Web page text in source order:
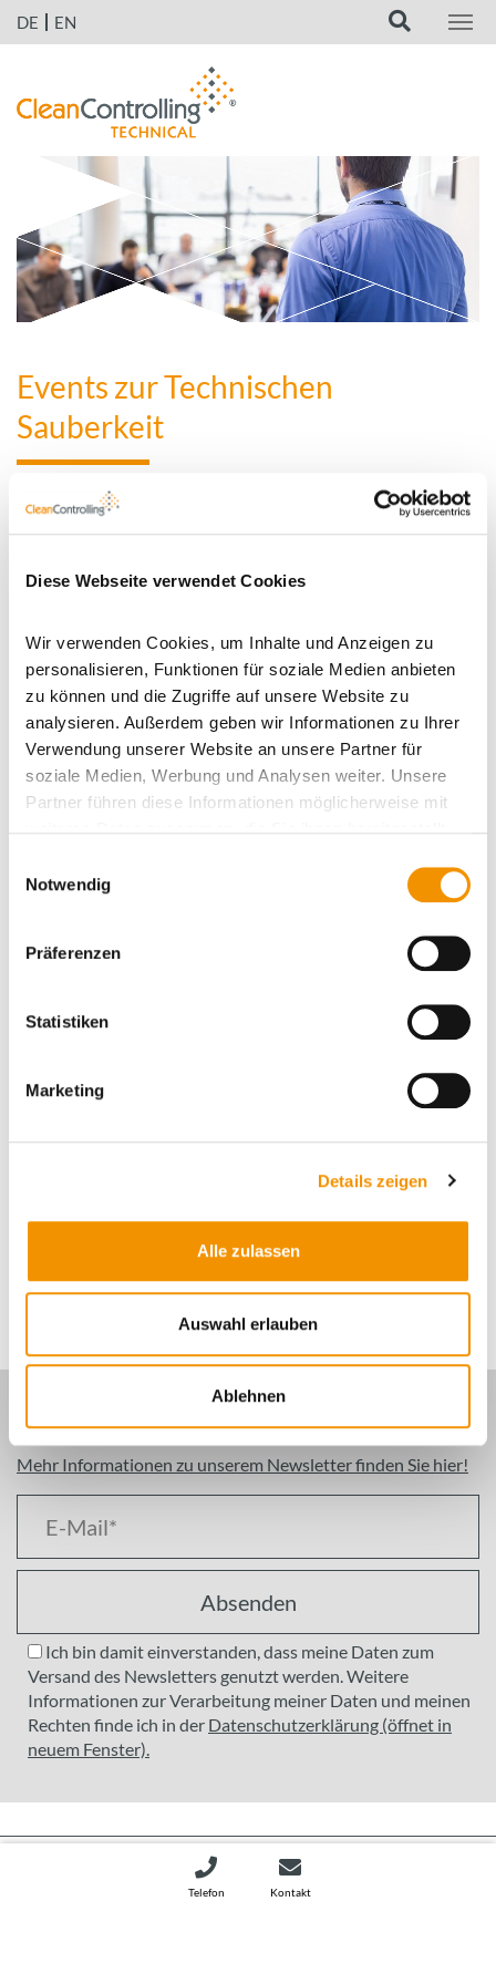
Diese Webseite verwendet Cookies
Wir verwenden Cookies, um Inhalte und Anzeigen zu
personalisieren, Funktionen für soziale Medien anbieten
zu können und die Zugriffe auf unsere Website zu
analysieren. Außerdem geben wir Informationen zu Ihrer
Verwendung unserer Website an unsere Partner für
soziale Medien, Werbung und Analysen weiter. Unsere
Partner führen diese Informationen möglicherweise mit
gesammelt haben.
Notwendig
Präferenzen
Statistiken
Marketing
Details zeigen
Alle zulassen
Auswahl erlauben
Ablehnen
DE EN
Events zur Technischen
Sauberkeit
Veranstaltungen
Seminar/Schulung
Tagung/Workshop
Messe/Kongress
Haben Sie Fragen?
schnellstmöglich bei Ihnen!
Zum Kontaktformular
Telefon Kontakt
Newsletter Anmeldung
Mehr Informationen zu unserem Newsletter finden Sie hier!
Absenden
Ich bin damit einverstanden, dass meine Daten zum
Versand des Newsletters genutzt werden. Weitere
Informationen zur Verarbeitung meiner Daten und meinen
Rechten finde ich in der Datenschutzerklärung (öffnet in
neuem Fenster).
1786272873 © CleanControlling GmbH